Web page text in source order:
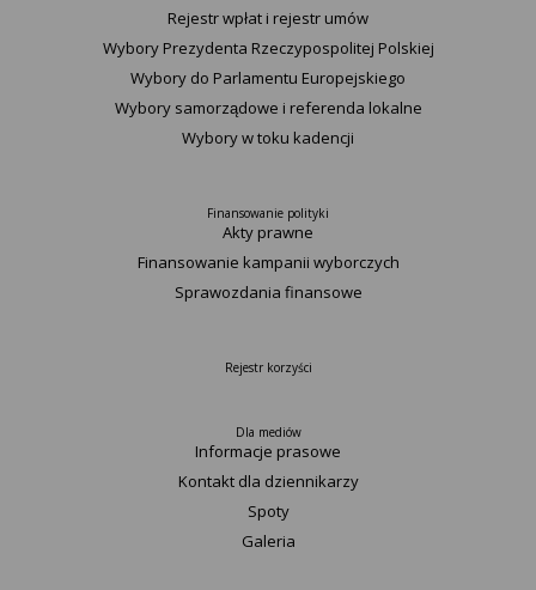
Rejestr wpłat i rejestr umów
Wybory Prezydenta Rzeczypospolitej Polskiej
Wybory do Parlamentu Europejskiego
Wybory samorządowe i referenda lokalne
Wybory w toku kadencji
Finansowanie polityki
Akty prawne
Finansowanie kampanii wyborczych
Sprawozdania finansowe
Rejestr korzyści
Dla mediów
Informacje prasowe
Kontakt dla dziennikarzy
Spoty
Galeria